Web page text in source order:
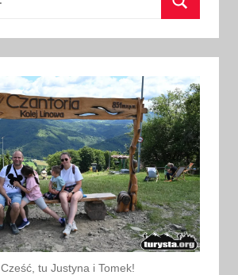
Cześć, tu Justyna i Tomek!